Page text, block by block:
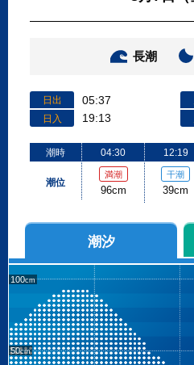
長潮
日出 05:37
日入 19:13
潮時
潮位
04:30
満潮
96cm
12:19
干潮
39cm
潮汐
100
50